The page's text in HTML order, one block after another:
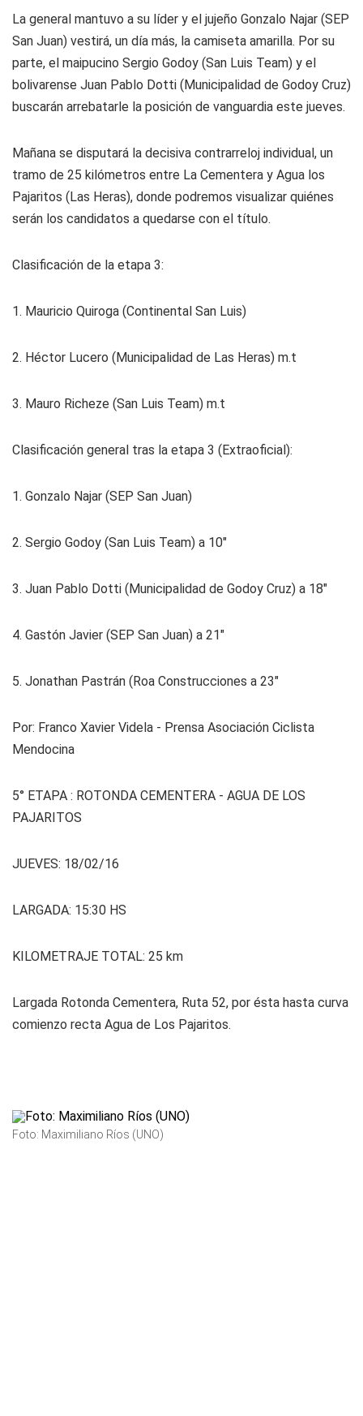
La general mantuvo a su líder y el jujeño Gonzalo Najar (SEP
San Juan) vestirá, un día más, la camiseta amarilla. Por su
parte, el maipucino Sergio Godoy (San Luis Team) y el
bolivarense Juan Pablo Dotti (Municipalidad de Godoy Cruz)
buscarán arrebatarle la posición de vanguardia este jueves.
Mañana se disputará la decisiva contrarreloj individual, un
tramo de 25 kilómetros entre La Cementera y Agua los
Pajaritos (Las Heras), donde podremos visualizar quiénes
serán los candidatos a quedarse con el título.
Clasificación de la etapa 3:
1. Mauricio Quiroga (Continental San Luis)
2. Héctor Lucero (Municipalidad de Las Heras) m.t
3. Mauro Richeze (San Luis Team) m.t
Clasificación general tras la etapa 3 (Extraoficial):
1. Gonzalo Najar (SEP San Juan)
2. Sergio Godoy (San Luis Team) a 10"
3. Juan Pablo Dotti (Municipalidad de Godoy Cruz) a 18"
4. Gastón Javier (SEP San Juan) a 21"
5. Jonathan Pastrán (Roa Construcciones a 23"
Por: Franco Xavier Videla - Prensa Asociación Ciclista
Mendocina
5° ETAPA : ROTONDA CEMENTERA - AGUA DE LOS
PAJARITOS
JUEVES: 18/02/16
LARGADA: 15:30 HS
KILOMETRAJE TOTAL: 25 km
Largada Rotonda Cementera, Ruta 52, por ésta hasta curva
comienzo recta Agua de Los Pajaritos.
Foto: Maximiliano Ríos (UNO)